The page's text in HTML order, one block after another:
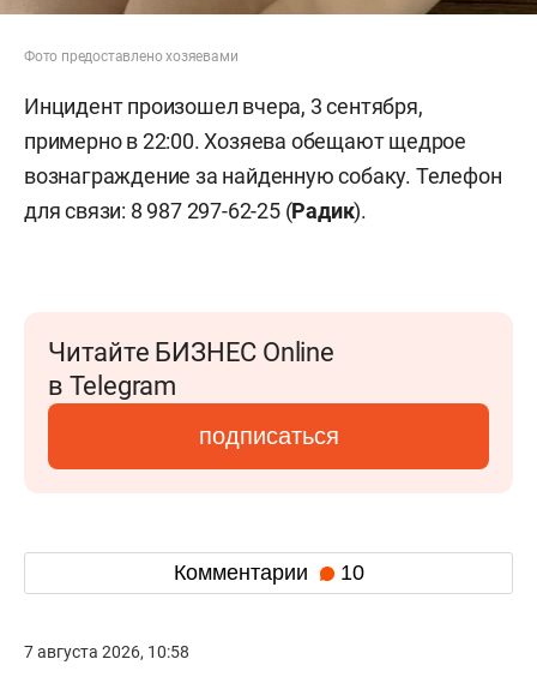
Фото предоставлено хозяевами
Инцидент произошел вчера, 3 сентября,
примерно в 22:00. Хозяева обещают щедрое
вознаграждение за найденную собаку. Телефон
для связи: 8 987 297-62-25(Радик).
Читайте БИЗНЕС Online
в Telegram
подписаться
Комментарии 10
7 августа 2026, 10:58